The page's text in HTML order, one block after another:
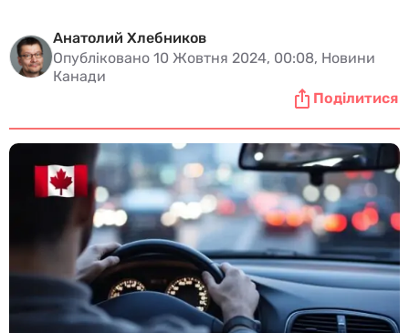
Анатолий Хлебников
Опубліковано 10 Жовтня 2024, 00:08, Новини
Канади
Поділитися